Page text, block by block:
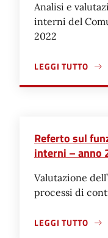
Analisi e
interni del
2022
LEGGI TUTTO
A PROPOSITO DI
Referto sul
interni – anno
Valutazione
processi di
LEGGI TUTTO
A PROPOSITO DI